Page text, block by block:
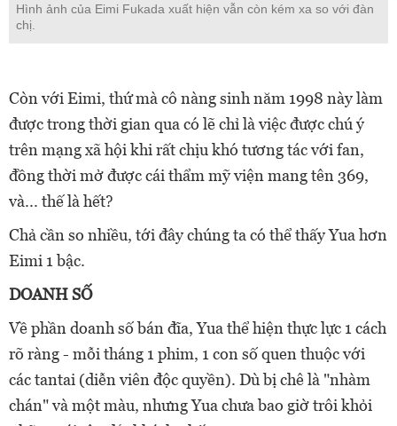
Hình ảnh của Eimi Fukada xuất hiện vẫn còn kém xa so với đàn
chị.
Còn với Eimi, thứ mà cô nàng sinh năm 1998 này làm
được trong thời gian qua có lẽ chỉ là việc được chú ý
trên mạng xã hội khi rất chịu khó tương tác với fan,
đồng thời mở được cái thẩm mỹ viện mang tên 369,
và... thế là hết?
Chả cần so nhiều, tới đây chúng ta có thể thấy Yua hơn
Eimi 1 bậc.
DOANH SỐ
Về phần doanh số bán đĩa, Yua thể hiện thực lực 1 cách
rõ ràng - mỗi tháng 1 phim, 1 con số quen thuộc với
các tantai (diễn viên độc quyền). Dù bị chê là "nhàm
chán" và một màu, nhưng Yua chưa bao giờ trôi khỏi